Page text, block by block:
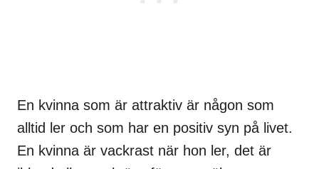
En kvinna som är attraktiv är någon som
alltid ler och som har en positiv syn på livet.
En kvinna är vackrast när hon ler, det är